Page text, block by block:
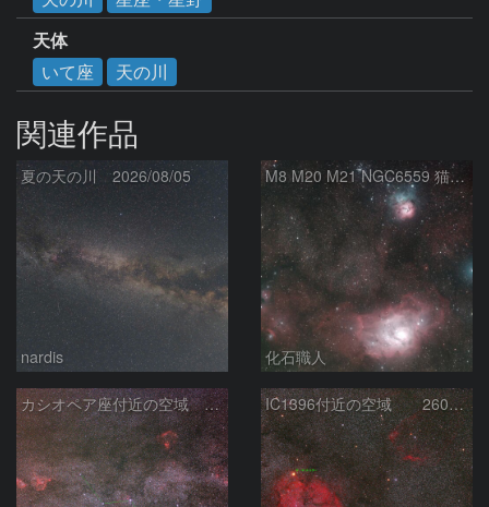
天体
いて座
天の川
関連作品
夏の天の川 2026/08/05
nardis
M8 M20 M21 NGC6559 猫の手星雲 いて座
化石職人
カシオペア座付近の空域 260720 IC1396付近の空域 260720